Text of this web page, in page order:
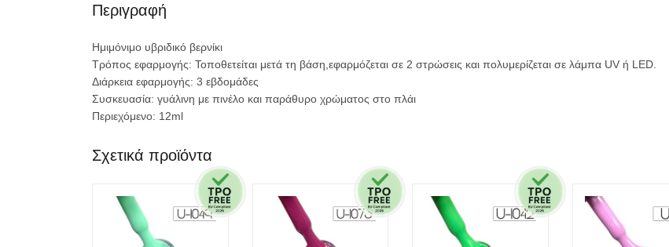
Περιγραφή
Ημιμόνιμο υβριδικό βερνίκι
Τρόπος εφαρμογής: Τοποθετείται μετά τη βάση,εφαρμόζεται σε 2 στρώσεις και πολυμερίζεται σε λάμπα UV ή LED
Διάρκεια εφαρμογής: 3 εβδομάδες
Συσκευασία: γυάλινη με πινέλο και παράθυρο χρώματος στο πλάι
Περιεχόμενο: 12ml
Σχετικά προϊόντα